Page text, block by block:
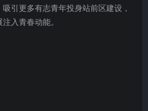
引更多有志青年投身站前区建设，
入青春动能。